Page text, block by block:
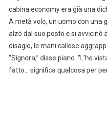
cabina economy era già una
A metà volo, un uomo con una
alzò dal suo posto e si avvicinò
disagio, le mani callose
“Signora,” disse piano. “L’ho
fatto… significa qualcosa per